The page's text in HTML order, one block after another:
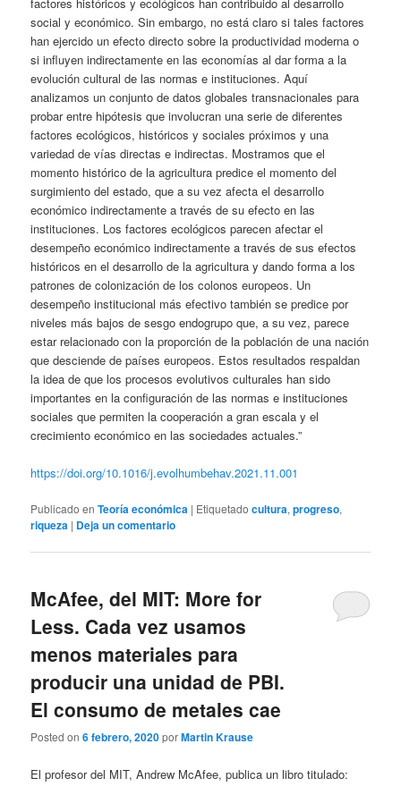
social y económico. Sin embargo, no está claro si tales factores
han ejercido un efecto directo sobre la productividad moderna o
si influyen indirectamente en las economías al dar forma a la
evolución cultural de las normas e instituciones. Aquí
analizamos un conjunto de datos globales transnacionales para
probar entre hipótesis que involucran una serie de diferentes
factores ecológicos, históricos y sociales próximos y una
variedad de vías directas e indirectas. Mostramos que el
momento histórico de la agricultura predice el momento del
surgimiento del estado, que a su vez afecta el desarrollo
económico indirectamente a través de su efecto en las
instituciones. Los factores ecológicos parecen afectar el
desempeño económico indirectamente a través de sus efectos
históricos en el desarrollo de la agricultura y dando forma a los
patrones de colonización de los colonos europeos. Un
desempeño institucional más efectivo también se predice por
niveles más bajos de sesgo endogrupo que, a su vez, parece
estar relacionado con la proporción de la población de una nación
que desciende de países europeos. Estos resultados respaldan
la idea de que los procesos evolutivos culturales han sido
importantes en la configuración de las normas e instituciones
sociales que permiten la cooperación a gran escala y el
crecimiento económico en las sociedades actuales.”
https://doi.org/10.1016/j.evolhumbehav.2021.11.001
Publicado en Teoría económica | Etiquetado cultura,progreso,
riqueza | Deja un comentario
McAfee, del MIT: More for
Less. Cada vez usamos
menos materiales para
producir una unidad de PBI.
El consumo de metales cae
Posted on6 febrero, 2020porMartin Krause
El profesor del MIT, Andrew McAfee, publica un libro titulado: